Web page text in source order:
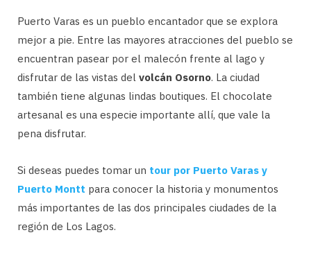
Puerto Varas es un pueblo encantador que se explora
mejor a pie. Entre las mayores atracciones del pueblo se
encuentran pasear por el malecón frente al lago y
disfrutar de las vistas del volcán Osorno. La ciudad
también tiene algunas lindas boutiques. El chocolate
artesanal es una especie importante allí, que vale la
pena disfrutar.
Si deseas puedes tomar un tour por Puerto Varas y
Puerto Montt para conocer la historia y monumentos
más importantes de las dos principales ciudades de la
región de Los Lagos.